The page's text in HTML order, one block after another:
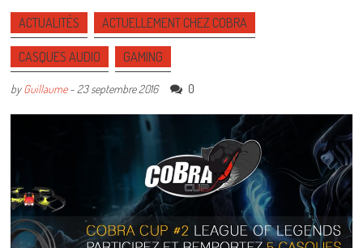
ACTUALITÉS ACTUELLEMENT CHEZ COBRA
CASQUES AUDIO GAMING
byGuillaume- 23 septembre 2016 0